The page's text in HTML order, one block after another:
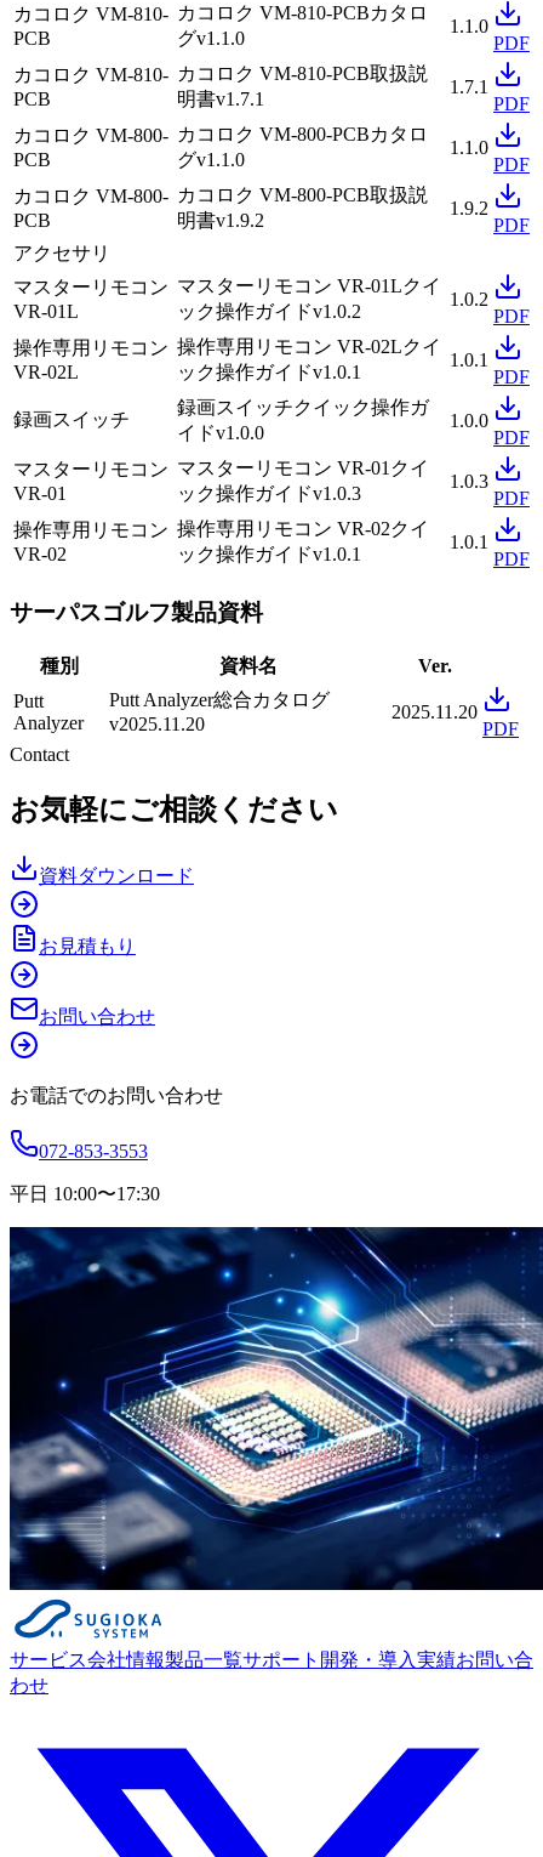
カコロク VM-810-
PCB
カコロク VM-810-PCBカタロ
グv1.1.0
1.1.0
PDF
カコロク VM-810-
PCB
カコロク VM-810-PCB取扱説
明書v1.7.1
1.7.1
PDF
カコロク VM-800-
PCB
カコロク VM-800-PCBカタロ
グv1.1.0
1.1.0
PDF
カコロク VM-800-
PCB
カコロク VM-800-PCB取扱説
明書v1.9.2
1.9.2
PDF
アクセサリ
マスターリモコン
VR-01L
マスターリモコン VR-01Lクイ
ック操作ガイドv1.0.2
1.0.2
PDF
操作専用リモコン
VR-02L
操作専用リモコン VR-02Lクイ
ック操作ガイドv1.0.1
1.0.1
PDF
録画スイッチ
録画スイッチクイック操作ガ
イドv1.0.0
1.0.0
PDF
マスターリモコン
VR-01
マスターリモコン VR-01 クイ
ック操作ガイドv1.0.3
1.0.3
PDF
操作専用リモコン
VR-02
操作専用リモコン VR-02クイ
ック操作ガイドv1.0.1
1.0.1
PDF
サーパスゴルフ製品資料
種別 資料名
Ver.
Putt
Analyzer
Putt Analyzer総合カタログ
v2025.11.20
2025.11.20
PDF
Contact
お気軽にご相談ください
資料ダウンロード
お見積もり
お問い合わせ
お電話でのお問い合わせ
072-853-3553
平日 10:00〜17:30
サービス会社情報製品一覧サポート 開発・導入実績お問い合
わせ